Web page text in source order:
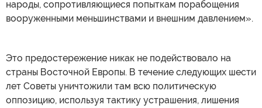
народы, сопротивляющиеся попыткам порабощения
вооруженными меньшинствами и внешним давлением».
Это предостережение никак не подействовало на
страны Восточной Европы. В течение следующих шести
лет Советы уничтожили там всю политическую
оппозицию, используя тактику устрашения, лишения